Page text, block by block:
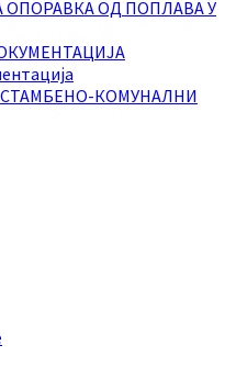
ОПОРАВКА ОД ПОПЛАВА У
КОМУНАЛНИ